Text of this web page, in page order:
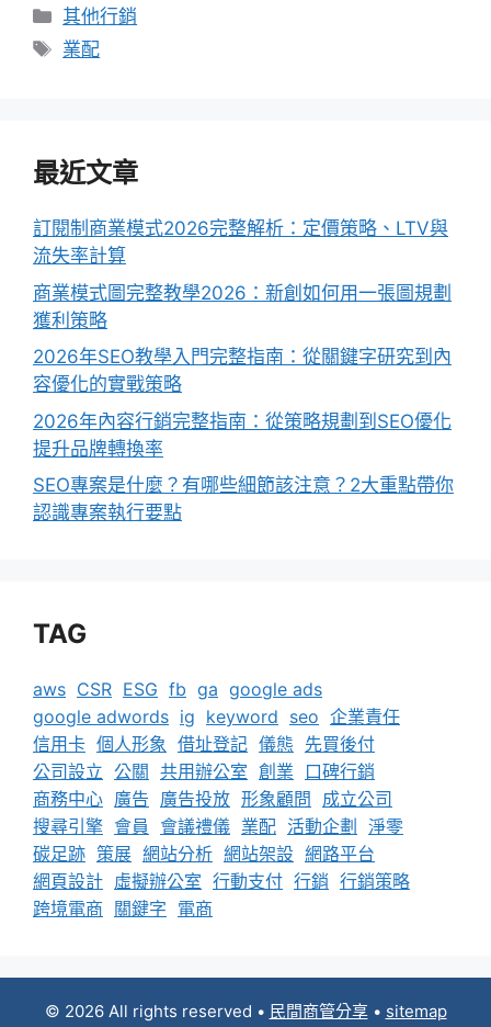
分
類
其他行銷
標
業配
最近文章
訂閱制商業模式2026完整解析：定價策略、LTV與
流失率計算
商業模式圖完整教學2026：新創如何用一張圖規劃
獲利策略
2026年SEO教學入門完整指南：從關鍵字研究到內
容優化的實戰策略
2026年內容行銷完整指南：從策略規劃到SEO優化
提升品牌轉換率
SEO專案是什麼？有哪些細節該注意？2大重點帶你
認識專案執行要點
TAG
aws CSR ESG fb ga google ads
google adwords ig keyword seo 企業責任
信用卡 個人形象 借址登記 儀態 先買後付
公司設立 公關 共用辦公室 創業
口碑行銷
商務中心 廣告 廣告投放 形象顧問
成立公司
搜尋引擎 會員 會議禮儀 業配 活動企劃
淨零
碳足跡 策展 網站分析 網站架設 網路平台
網頁設計 虛擬辦公室 行動支付 行銷 行銷策略
跨境電商
關鍵字 電商
© 2026 All rights reserved • 民間商管分享• sitemap